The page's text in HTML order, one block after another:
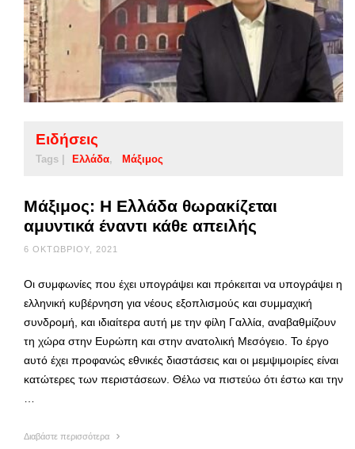
Ειδήσεις
Tags | Ελλάδα Μάξιμος
Μάξιμος: Η Ελλάδα θωρακίζεται
αμυντικά έναντι κάθε απειλής
6 ΟΚΤΩΒΡΊΟΥ, 2021
Οι συμφωνίες που έχει υπογράψει και πρόκειται να υπογράψει η
ελληνική κυβέρνηση για νέους εξοπλισμούς και συμμαχική
συνδρομή, και ιδιαίτερα αυτή με την φίλη Γαλλία, αναβαθμίζουν
τη χώρα στην Ευρώπη και στην ανατολική Μεσόγειο. Το έργο
αυτό έχει προφανώς εθνικές διαστάσεις και οι μεμψιμοιρίες είναι
κατώτερες των περιστάσεων. Θέλω να πιστεύω ότι έστω και την
…
Διαβάστε περισσότερα